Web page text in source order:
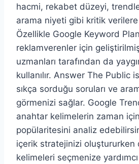
hacmi, rekabet düzeyi,
arama niyeti gibi kritik
Özellikle Google Keyword
reklamverenler için
uzmanları tarafından da
kullanılır. Answer The Public
sıkça sorduğu soruları ve
görmenizi sağlar. Google
anahtar kelimelerin zaman
popülaritesini analiz
içerik stratejinizi oluştururken
kelimeleri seçmenize